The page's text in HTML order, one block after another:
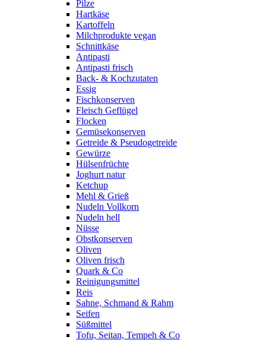
Pilze
Hartkäse
Kartoffeln
Milchprodukte vegan
Schnittkäse
Antipasti
Antipasti frisch
Back- & Kochzutaten
Essig
Fischkonserven
Fleisch Geflügel
Flocken
Gemüsekonserven
Getreide & Pseudogetreide
Gewürze
Hülsenfrüchte
Joghurt natur
Ketchup
Mehl & Grieß
Nudeln Vollkorn
Nudeln hell
Nüsse
Obstkonserven
Oliven
Oliven frisch
Quark & Co
Reinigungsmittel
Reis
Sahne, Schmand & Rahm
Seifen
Süßmittel
Tofu, Seitan, Tempeh & Co